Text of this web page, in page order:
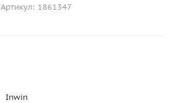
Артикул: 1861347
Inwin